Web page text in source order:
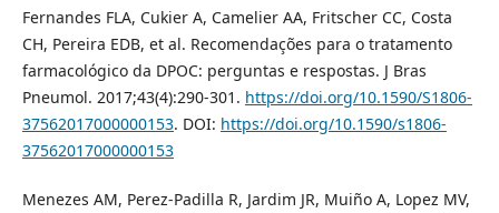
Fernandes FLA, Cukier A, Camelier AA, Fritscher CC, Costa
CH, Pereira EDB, et al. Recomendações para o tratamento
farmacológico da DPOC: perguntas e respostas. J Bras
Pneumol. 2017;43(4):290-301. https://doi.org/10.1590/S1806-
37562017000000153. DOI: https://doi.org/10.1590/s1806-
37562017000000153
Menezes AM, Perez-Padilla R, Jardim JR, Muiño A, Lopez MV,